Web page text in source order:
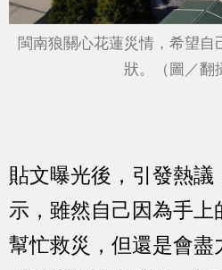
閩南狼關心花蓮災情，希望
狀。（圖／翻
貼文曝光後，引發熱議
示，雖然自己因為手
幫忙救災，但還是會盡